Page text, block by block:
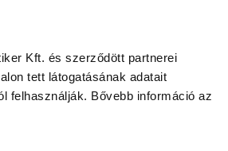
Kft. és szerződött partnerei
tett látogatásának adatait
felhasználják. Bővebb információ az